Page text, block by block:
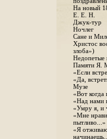
На новый
Е. Е. Н.
Джук-тур
Ночлег
Сане и
Христос
злоба»)
Недопетые
Памяти Я.
«Если
«Да,
Музе
«Вот когда
«Над нами
«Умру я, и
«Мне
пытливо...»
«Я